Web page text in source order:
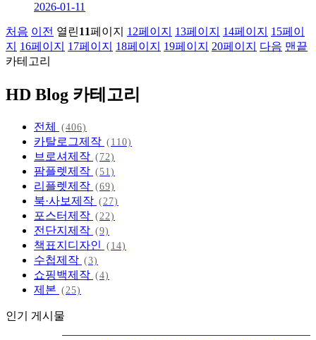
2026-01-11
처음 이전 열린11페이지 12페이지 13페이지 14페이지 15페이
지
16페이지 17페이지 18페이지 19페이지 20페이지 다음 맨끝
카테고리
HD Blog 카테고리
전체 (406)
카탈로그제작 (110)
브로셔제작 (72)
팜플렛제작 (51)
리플렛제작 (69)
북·사보제작 (27)
포스터제작 (22)
전단지제작 (9)
책표지디자인 (14)
수첩제작 (3)
쇼핑백제작 (4)
제본 (25)
인기 게시물